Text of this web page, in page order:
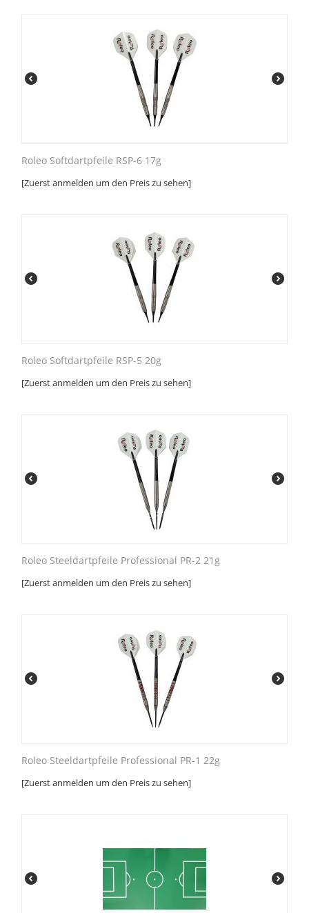
Roleo Softdartpfeile RSP-6 17g
[Zuerst anmelden um den Preis zu sehen]
Roleo Softdartpfeile RSP-5 20g
[Zuerst anmelden um den Preis zu sehen]
Roleo Steeldartpfeile Professional PR-2 21g
[Zuerst anmelden um den Preis zu sehen]
Roleo Steeldartpfeile Professional PR-1 22g
[Zuerst anmelden um den Preis zu sehen]